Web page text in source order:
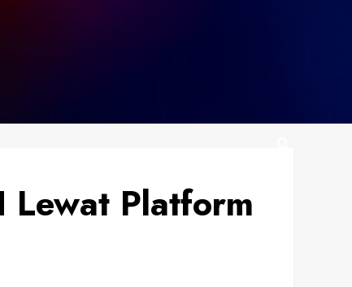
Lewat Platform